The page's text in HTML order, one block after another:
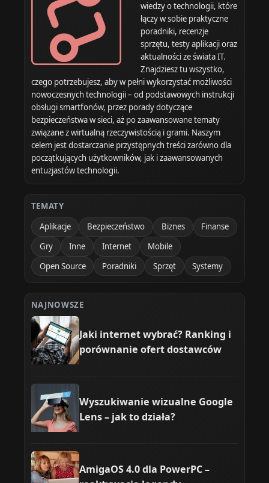
wiedzy o technologii, które
łączy w sobie praktyczne
poradniki, recenzje
sprzętu, testy aplikacji oraz
aktualności ze świata IT.
Znajdziesz tu wszystko,
czego potrzebujesz, aby w pełni wykorzystać możliwości
nowoczesnych technologii – od podstawowych instrukcji
obsługi smartfonów, przez porady dotyczące
bezpieczeństwa w sieci, aż po zaawansowane tematy
związane z wirtualną rzeczywistością i grami. Naszym
celem jest dostarczanie przystępnych treści zarówno dla
początkujących użytkowników, jak i zaawansowanych
entuzjastów technologii.
TEMATY
Aplikacje
Bezpieczeństwo Biznes
Finanse
Gry
Inne Internet
Mobile
Open Source
Poradniki Sprzęt Systemy
NAJNOWSZE
Jaki internet wybrać? Ranking i
porównanie ofert dostawców
Wyszukiwanie wizualne Google
Lens – jak to działa?
AmigaOS 4.0 dla PowerPC –